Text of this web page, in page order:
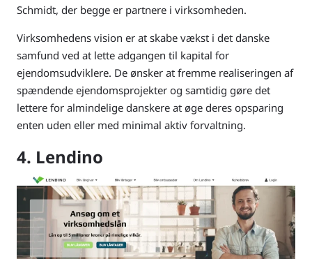
Schmidt, der begge er partnere i virksomheden.
Virksomhedens vision er at skabe vækst i det danske
samfund ved at lette adgangen til kapital for
ejendomsudviklere. De ønsker at fremme realiseringen af
spændende ejendomsprojekter og samtidig gøre det
lettere for almindelige danskere at øge deres opsparing
enten uden eller med minimal aktiv forvaltning.
4. Lendino